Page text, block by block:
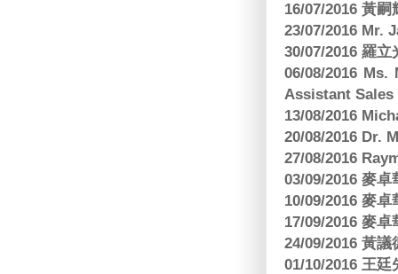
16/07/2016 黃
23/07/2016 Mr.
30/07/2016 羅
06/08/2016
Assistant Sales
13/08/2016
20/08/2016 Dr.
27/08/2016
03/09/2016 麥
10/09/2016 麥
17/09/2016 麥
24/09/2016 黃
01/10/2016 王